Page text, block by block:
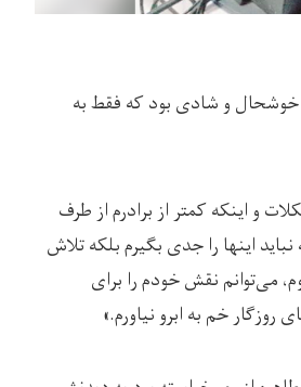
خوشحال و شادی بود که فقط به
و اینکه کمتر از برادرم از طرف
اینها را جدی بگیرم بلکه تلاش
می‌توانم نقش خودم را برای
خم به ابرو نیاورم.»